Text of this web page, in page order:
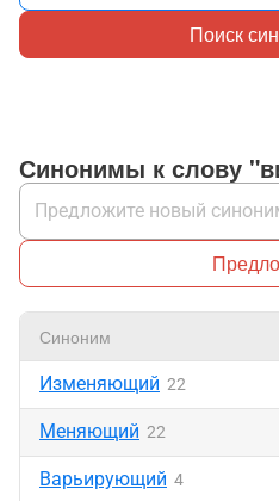
Поиск
Синонимы к слову
Синоним
Изменяющий 22
Меняющий 22
Варьирующий 4